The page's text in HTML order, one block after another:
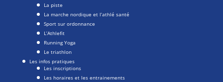
La piste
La marche nordique et l’athlé santé
Sport sur ordonnance
L’Athlefit
Running Yoga
Le triathlon
Les infos pratiques
Les inscriptions
Les horaires et les entrainements